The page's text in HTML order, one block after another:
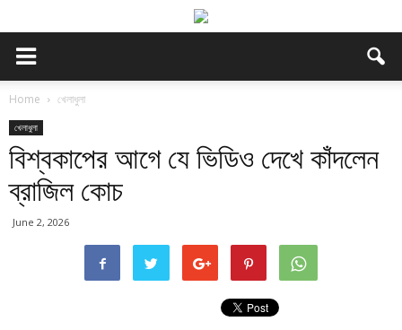
Home খেলাধুলা
খেলাধুলা
বিশ্বকাপের আগে যে ভিডিও দেখে কাঁদলেন
ব্রাজিল কোচ
June 2, 2026